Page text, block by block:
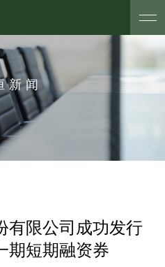
新闻
有限公司成功发行
期短期融资券